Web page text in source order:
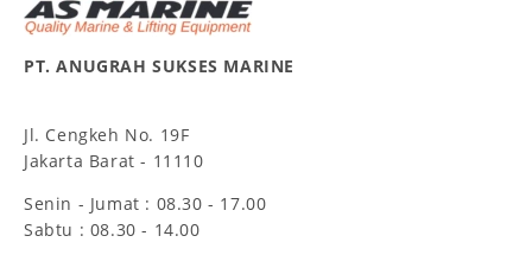
PT. ANUGRAH SUKSES MARINE
Jl. Cengkeh No. 19F
Jakarta Barat - 11110
Senin - Jumat : 08.30 - 17.00
Sabtu : 08.30 - 14.00